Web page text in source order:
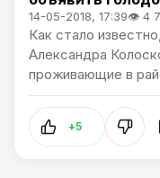
14-05-2018, 17:39👁 4
Как стало
Александра
проживающие в
+5